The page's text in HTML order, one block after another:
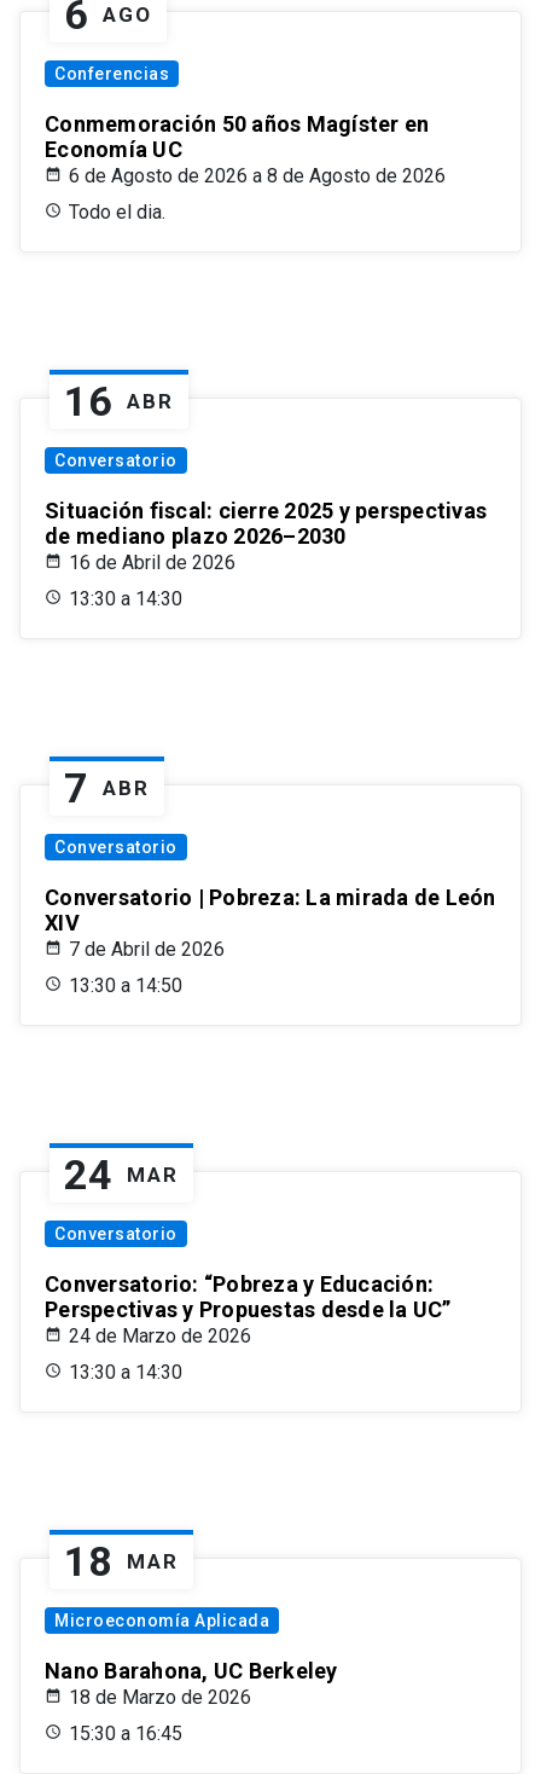
6 AGO
Conferencias
Conmemoración 50 años Magíster en
Economía UC
6 de Agosto de 2026 a 8 de Agosto de 2026
Todo el dia.
16 ABR
Conversatorio
Situación fiscal: cierre 2025 y perspectivas
de mediano plazo 2026–2030
16 de Abril de 2026
13:30 a 14:30
7 ABR
Conversatorio
Conversatorio | Pobreza: La mirada de León
XIV
7 de Abril de 2026
13:30 a 14:50
24 MAR
Conversatorio
Conversatorio: “Pobreza y Educación:
Perspectivas y Propuestas desde la UC”
24 de Marzo de 2026
13:30 a 14:30
18 MAR
Microeconomía Aplicada
Nano Barahona, UC Berkeley
18 de Marzo de 2026
15:30 a 16:45